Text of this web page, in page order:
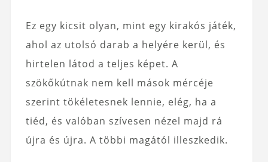
Ez egy kicsit olyan, mint egy kirakós játék,
ahol az utolsó darab a helyére kerül, és
hirtelen látod a teljes képet. A
szökőkútnak nem kell mások mércéje
szerint tökéletesnek lennie, elég, ha a
tiéd, és valóban szívesen nézel majd rá
újra és újra. A többi magától illeszkedik.